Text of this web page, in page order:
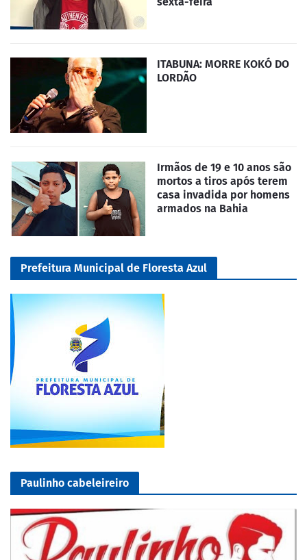
ITABUNA: MORRE KOKÓ DO
LORDÃO
Irmãos de 19 e 10 anos são
mortos a tiros após terem
casa invadida por homens
armados na Bahia
Prefeitura Municipal de Floresta Azul
Paulinho cabeleireiro